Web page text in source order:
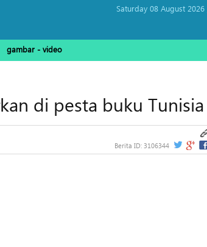
Saturday 08 August 2026 ,
gambar - video
di pesta buku Tunisia
Berita ID: 3106344